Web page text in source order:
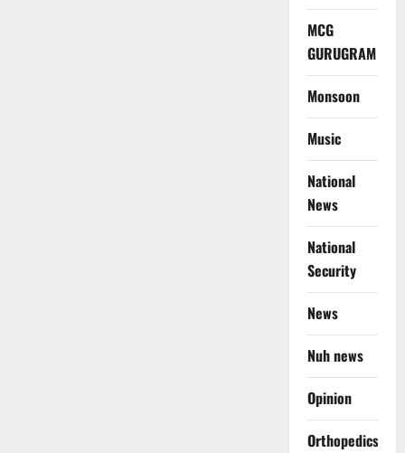
MCG
GURUGRAM
Monsoon
Music
National
News
National
Security
News
Nuh news
Opinion
Orthopedics